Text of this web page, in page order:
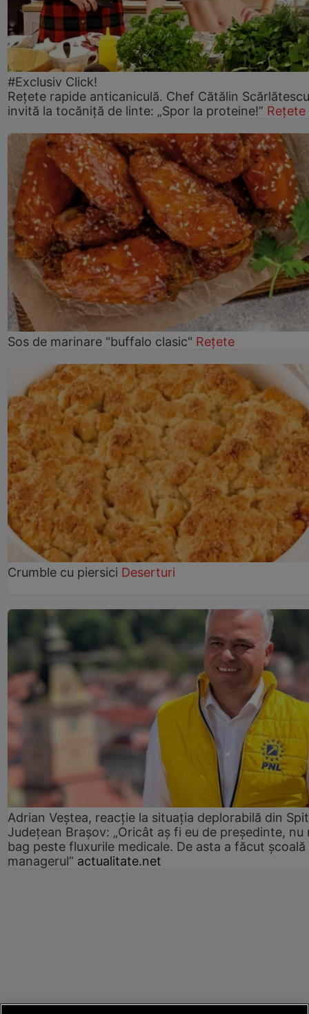
#Exclusiv Click!
Rețete rapide anticaniculă. Chef Cătălin
invită la tocăniță de linte: „Spor la proteine!” Rețete
Sos de marinare "buffalo clasic" Rețete
Crumble cu piersici Deserturi
Adrian Veștea, reacție la situația deplorabilă din
Județean Brașov: „Oricât aș fi eu de președinte, nu
bag peste fluxurile medicale. De asta a făcut școală
managerul” actualitate.net